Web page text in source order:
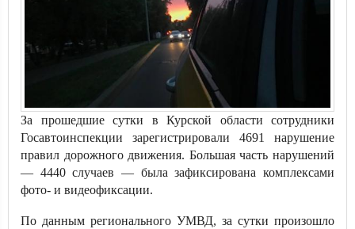
За прошедшие сутки в Курской области сотрудники
Госавтоинспекции зарегистрировали 4691 нарушение
правил дорожного движения. Большая часть нарушений
— 4440 случаев — была зафиксирована комплексами
фото- и видеофиксации.
По данным регионального УМВД, за сутки произошло